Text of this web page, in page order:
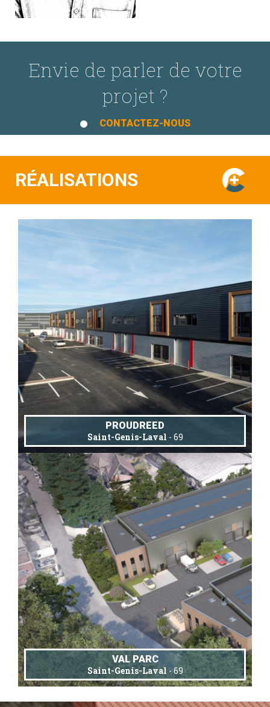
Envie de parler de votre
projet ?
CONTACTEZ-NOUS
RÉALISATIONS
PROUDREED
Saint-Genis-Laval - 69
VAL PARC
Saint-Genis-Laval- 69